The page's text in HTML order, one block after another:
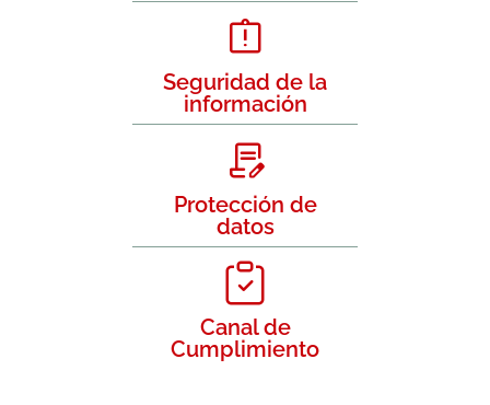
Seguridad de la
información
Protección de
datos
Canal de
Cumplimiento